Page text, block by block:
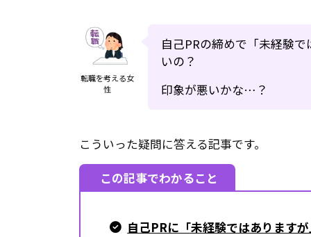
転職を考える女
性
自己PRの締めで「未経験
いの？
印象が悪いかな…？
こういった疑問に答える記事です。
この記事でわかること
自己PRに「未経験ではあります